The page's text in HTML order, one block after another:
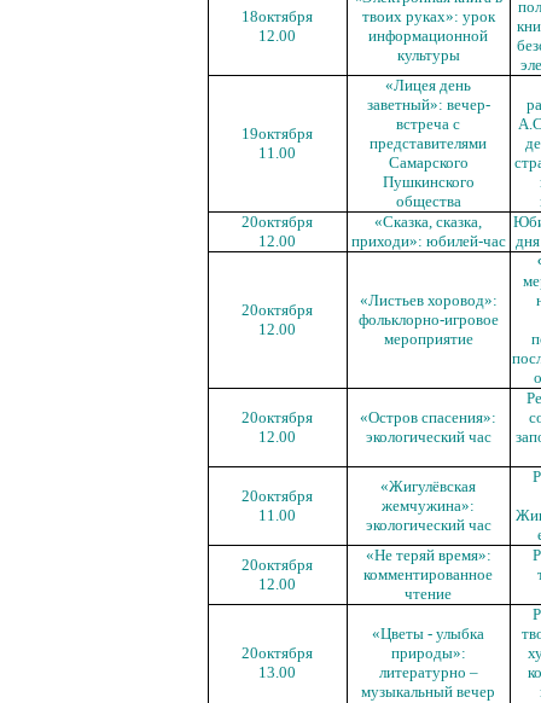
18октября
12.00
твоих руках»: урок
информационной
культуры
19октября
11.00
«Лицея день
заветный»: вечер-
встреча с
представителями
Самарского
Пушкинского
общества
20октября
12.00
«Сказка, сказка,
приходи»: юбилей-час
20октября
12.00
«Листьев хоровод»:
фольклорно-игровое
мероприятие
20октября
12.00
«Остров спасения»:
экологический час
20октября
11.00
«Жигулёвская
жемчужина»:
экологический час
20октября
12.00
«Не теряй время»:
комментированное
чтение
20октября
13.00
«Цветы - улыбка
природы»:
литературно –
музыкальный вечер